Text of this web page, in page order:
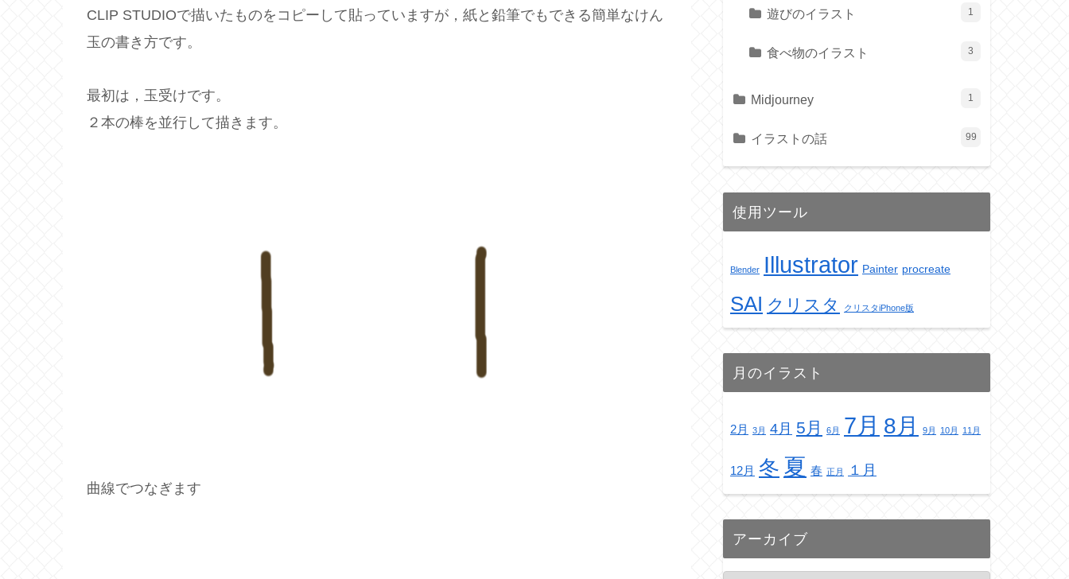
CLIP STUDIOで描いたものをコピーして貼っていますが，紙と鉛筆でもできる簡単なけん
玉の書き方です。
最初は，玉受けです。
２本の棒を並行して描きます。
曲線でつなぎます
遊びのイラスト 1
食べ物のイラスト 3
Midjourney 1
イラストの話 99
使用ツール
Blender Illustrator Painter procreate
SAI クリスタ クリスタiPhone版
月のイラスト
2月 3月 4月 5月 6月 7月 8月 9月 10月 11月
12月 冬 夏 春 正月 １月
アーカイブ